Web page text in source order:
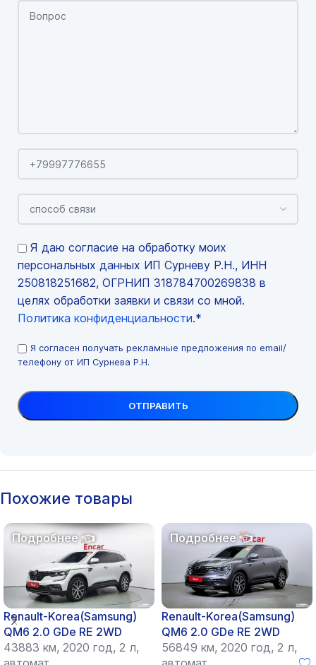
Я даю согласие на обработку моих
персональных данных ИП Сурневу Р.Н., ИНН
250818251682, ОГРНИП 318784700269838 в
целях обработки заявки и связи со мной.
Политика конфиденциальности.*
Я согласен получать рекламные предложения по email/
телефону от ИП Сурнева Р.Н.
Похожие товары
Renault-Korea(Samsung)
QM6 2.0 GDe RE 2WD
43883 км, 2020 год, 2 л,
Renault-Korea(Samsung)
QM6 2.0 GDe RE 2WD
56849 км, 2020 год, 2 л,